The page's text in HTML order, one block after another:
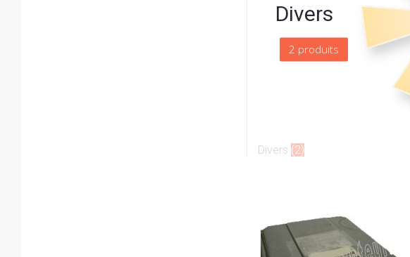
Divers (2)
Divers
2 produits